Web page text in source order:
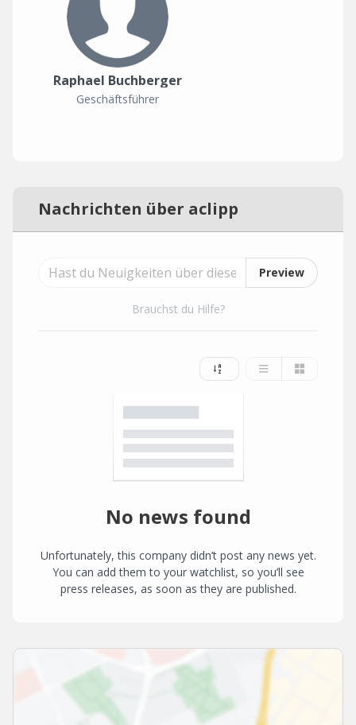
Raphael Buchberger
Geschäftsführer
Nachrichten über aclipp
Preview
Brauchst du Hilfe?
No news found
Unfortunately, this company didn’t post any news yet.
You can add them to your watchlist, so you’ll see
press releases, as soon as they are published.